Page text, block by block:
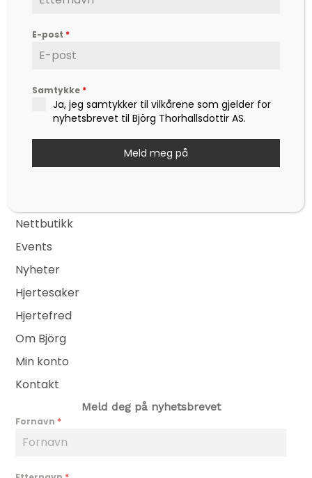
forfatter og foredragsholder, som formidler
hverdagsfilosofi, om livet, lykken, sorg, kjærlighet,
og ikke minst mot – til å leve det livet som vi
drømmer om.
Kontakt
Nettbutikk
Events
Nyheter
Hjertesaker
Hjertefred
Om Björg
Min konto
Kontakt
Meld deg på nyhetsbrevet
Fornavn *
E-post *
Samtykke *
Ja, jeg samtykker til vilkårene som gjelder for
nyhetsbrevet til Björg Thorhallsdottir AS.
Meld meg på